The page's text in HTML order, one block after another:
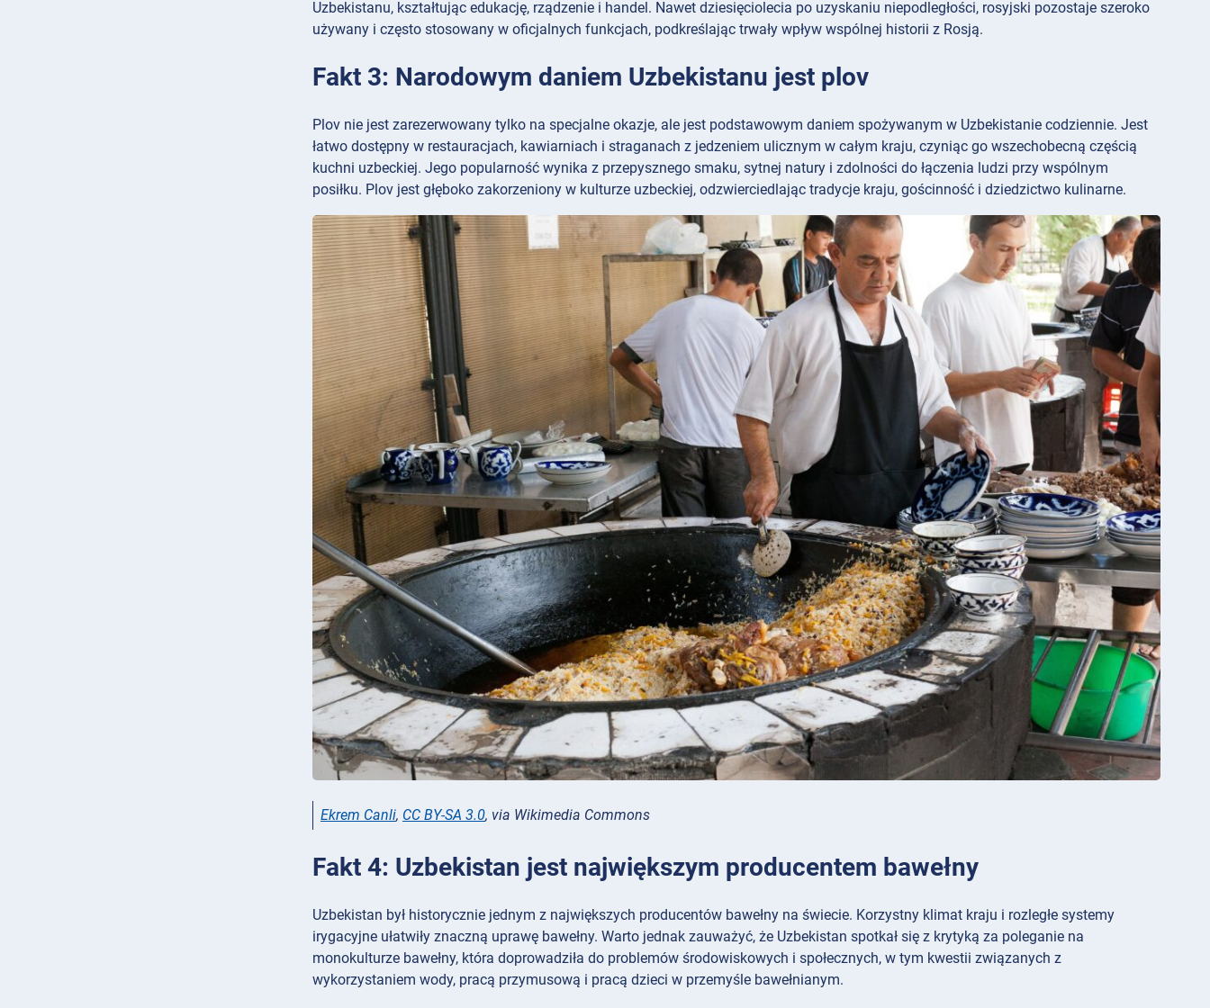
Uzbekistanu, kształtując edukację, rządzenie i handel. Nawet dziesięciolecia po uzyskaniu niepodległości, rosyjski pozostaje szeroko
używany i często stosowany w oficjalnych funkcjach, podkreślając trwały wpływ wspólnej historii z Rosją.
Fakt 3: Narodowym daniem Uzbekistanu jest plov
Plov nie jest zarezerwowany tylko na specjalne okazje, ale jest podstawowym daniem spożywanym w Uzbekistanie codziennie. Jest
łatwo dostępny w restauracjach, kawiarniach i straganach z jedzeniem ulicznym w całym kraju, czyniąc go wszechobecną częścią
kuchni uzbeckiej. Jego popularność wynika z przepysznego smaku, sytnej natury i zdolności do łączenia ludzi przy wspólnym
posiłku. Plov jest głęboko zakorzeniony w kulturze uzbeckiej, odzwierciedlając tradycje kraju, gościnność i dziedzictwo kulinarne.
Ekrem Canli, CC BY-SA 3.0, via Wikimedia Commons
Fakt 4: Uzbekistan jest największym producentem bawełny
Uzbekistan był historycznie jednym z największych producentów bawełny na świecie. Korzystny klimat kraju i rozległe systemy
irygacyjne ułatwiły znaczną uprawę bawełny. Warto jednak zauważyć, że Uzbekistan spotkał się z krytyką za poleganie na
monokulturze bawełny, która doprowadziła do problemów środowiskowych i społecznych, w tym kwestii związanych z
wykorzystaniem wody, pracą przymusową i pracą dzieci w przemyśle bawełnianym.